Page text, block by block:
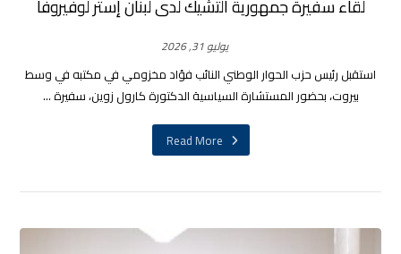
لقاء سفيرة جمهورية التشيك لدى لبنان إستر لوفيروفا
يوليو 31, 2026
استقبل رئيس حزب الحوار الوطني النائب فؤاد مخزومي في مكتبه في وسط
بيروت، بحضور المستشارة السياسية الدكتورة كارول زوين، سفيرة ...
Read More